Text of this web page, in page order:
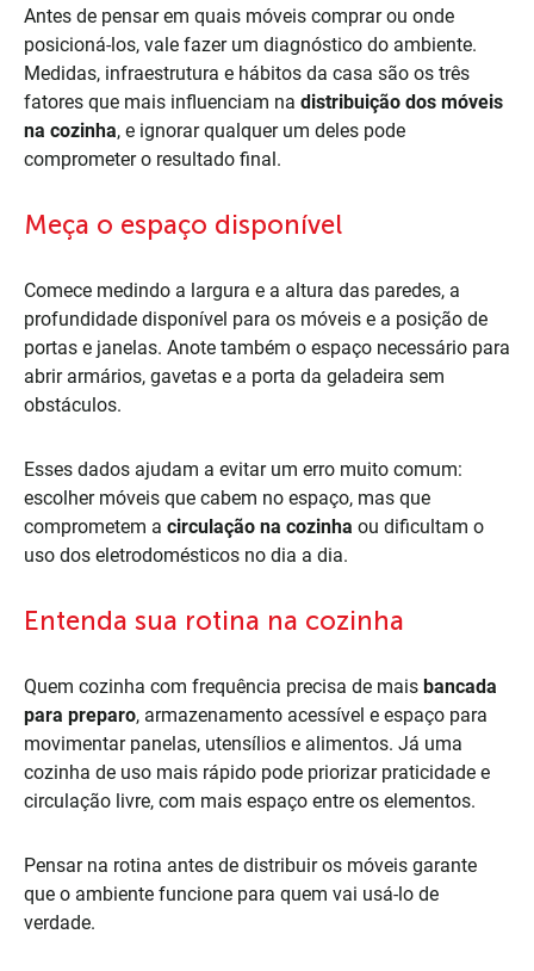
Antes de pensar em quais móveis comprar ou onde
posicioná-los, vale fazer um diagnóstico do ambiente.
Medidas, infraestrutura e hábitos da casa são os três
fatores que mais influenciam na distribuição dos móveis
na cozinha, e ignorar qualquer um deles pode
comprometer o resultado final.
Meça o espaço disponível
Comece medindo a largura e a altura das paredes, a
profundidade disponível para os móveis e a posição de
portas e janelas. Anote também o espaço necessário para
abrir armários, gavetas e a porta da geladeira sem
obstáculos.
Esses dados ajudam a evitar um erro muito comum:
escolher móveis que cabem no espaço, mas que
comprometem a circulação na cozinha ou dificultam o
uso dos eletrodomésticos no dia a dia.
Entenda sua rotina na cozinha
Quem cozinha com frequência precisa de mais bancada
para preparo, armazenamento acessível e espaço para
movimentar panelas, utensílios e alimentos. Já uma
cozinha de uso mais rápido pode priorizar praticidade e
circulação livre, com mais espaço entre os elementos.
Pensar na rotina antes de distribuir os móveis garante
que o ambiente funcione para quem vai usá-lo de
verdade.